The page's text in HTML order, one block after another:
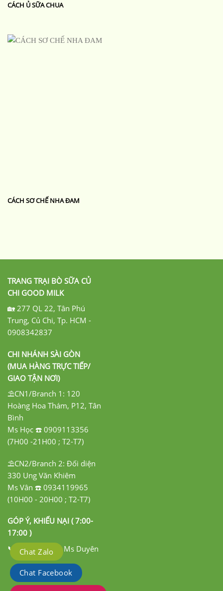
CÁCH Ủ SỮA CHUA
CÁCH SƠ CHẾ NHA ĐAM
TRANG TRẠI BÒ SỮA CỦ
CHI GOOD MILK
🏡 277 QL 22, Tân Phú
Trung, Củ Chi, Tp. HCM -
0908342837
CHI NHÁNH SÀI GÒN
(MUA HÀNG TRỰC TIẾP/
GIAO TẬN NƠI)
⛱️CN1/Branch 1: 120
Hoàng Hoa Thám, P12, Tân
Bình
Ms Học ☎️ 0909113356
(7H00 -21H00 ; T2-T7)
⛱️CN2/Branch 2: Đối diện
330 Ung Văn Khiêm
Ms Vân ☎️ 0934119965
(10H00 - 20H00 ; T2-T7)
GÓP Ý, KHIẾU NẠI ( 7:00-
17:00 )
📞 0908342837 Ms Duyên
Chat Zalo
Chat Facebook